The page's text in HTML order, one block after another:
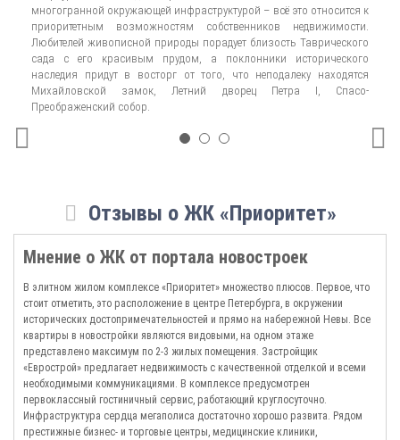
будущих жителей. Его первые этажи занимают кинозал, спортивный зал,
барбершоп и гастрономическая лавка, а на подземном уровне находится
паркинг, обеспеченный круглосуточной охраной и видеонаблюдением.
Строительная компания позаботилась об ухоженной придомовой
территории и службе портье, которая будет выполнять любые
повседневные поручения.
Жилые пространства в новостройке стоят на страже избранности и
высокого статуса жителей. Главная ставка в планировках жилья делается
после окончания строительства собственникам останется только
выполнить мелкий ремонт и оформить дизайн интерьера по своим
намечена на 2019-й. До того, как комплекс будет построен, у вас есть
замечательная возможность приобрести квадратные метры по более
выгоднымценам, подобрав для себя самый привлекательный и интересный
вариант. Наш сайт поможет определиться с выбором и ознакомит с
официальным разрешением на постройку, проектной декларацией и
главными достоинствами корпуса.
многогранной окружающей инфраструктурой – всё это относится к
приоритетным возможностям собственников недвижимости.
Любителей живописной природы порадует близость Таврического
сада с его красивым прудом, а поклонники исторического
наследия придут в восторг от того, что неподалеку находятся
Михайловской замок, Летний дворец Петра I, Спасо-
Преображенский собор.
Отзывы о ЖК «Приоритет»
Мнение о ЖК от портала новостроек
В элитном жилом комплексе «Приоритет» множество плюсов. Первое, что
стоит отметить, это расположение в центре Петербурга, в окружении
исторических достопримечательностей и прямо на набережной Невы. Все
квартиры в новостройки являются видовыми, на одном этаже
представлено максимум по 2-3 жилых помещения. Застройщик
«Еврострой» предлагает недвижимость с качественной отделкой и всеми
необходимыми коммуникациями. В комплексе предусмотрен
первоклассный гостиничный сервис, работающий круглосуточно.
Инфраструктура сердца мегаполиса достаточно хорошо развита. Рядом
престижные бизнес- и торговые центры, медицинские клиники,